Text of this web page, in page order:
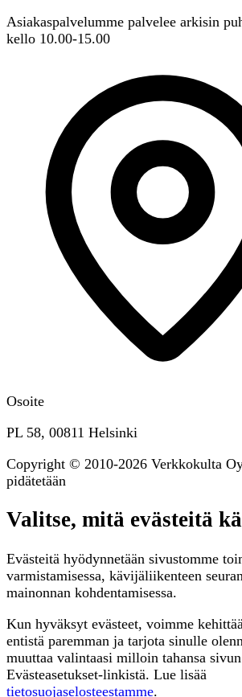
Asiakaspalvelumme palvelee arkisin
kello 10.00-15.00
Osoite
PL 58, 00811 Helsinki
Copyright © 2010-2026 Verkkokulta
pidätetään
Valitse, mitä evästeitä
Evästeitä hyödynnetään sivustomme
varmistamisessa, kävijäliikenteen
mainonnan kohdentamisessa.
Kun hyväksyt evästeet, voimme
entistä paremman ja tarjota sinulle
muuttaa valintaasi milloin tahansa
Evästeasetukset-linkistä. Lue lisää
tietosuojaselosteestamme.